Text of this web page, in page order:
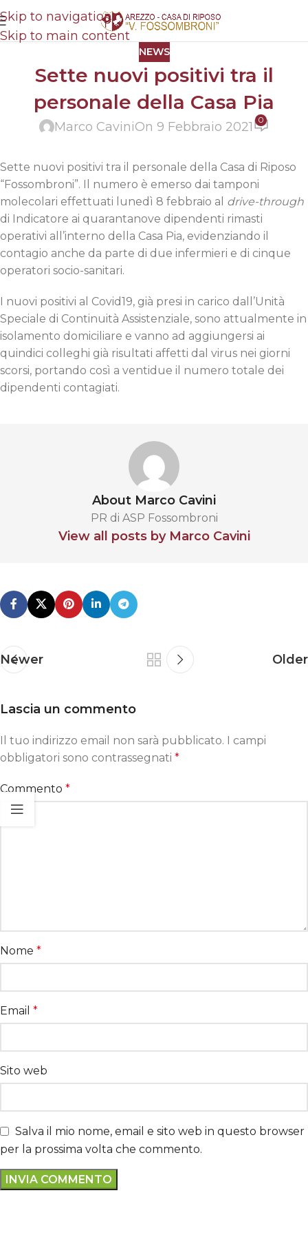
Skip to navigation
Skip to main content
NEWS
Sette nuovi positivi tra il
personale della Casa Pia
Marco CaviniOn 9 Febbraio 2021 0
Sette nuovi positivi tra il personale della Casa di Riposo
“Fossombroni”. Il numero è emerso dai tamponi
molecolari effettuati lunedì 8 febbraio al drive-through
di Indicatore ai quarantanove dipendenti rimasti
operativi all’interno della Casa Pia, evidenziando il
contagio anche da parte di due infermieri e di cinque
operatori socio-sanitari.
I nuovi positivi al Covid19, già presi in carico dall’Unità
Speciale di Continuità Assistenziale, sono attualmente in
isolamento domiciliare e vanno ad aggiungersi ai
quindici colleghi già risultati affetti dal virus nei giorni
scorsi, portando così a ventidue il numero totale dei
dipendenti contagiati.
About Marco Cavini
PR di ASP Fossombroni
View all posts by Marco Cavini
Newer Older
Lascia un commento
Il tuo indirizzo email non sarà pubblicato. I campi
obbligatori sono contrassegnati *
Commento *
Nome *
Email *
Sito web
Salva il mio nome, email e sito web in questo browser
per la prossima volta che commento.